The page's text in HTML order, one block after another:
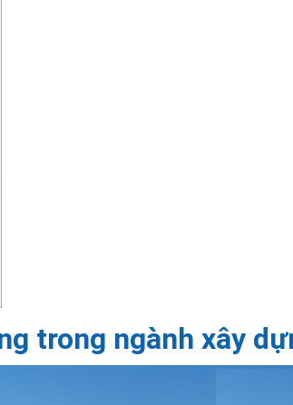
trong ngành xây